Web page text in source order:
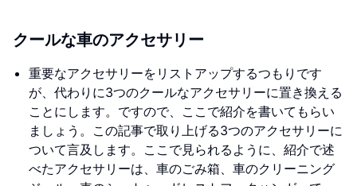
クールな車のアクセサリー
重要なアクセサリーをリストアップするつもりです
が、代わりに3つのクールなアクセサリーに置き換える
ことにします。ですので、ここで紹介を書いてもらい
ましょう。この記事で取り上げる3つのアクセサリーに
ついて言及します。ここで見られるように、紹介で述
べたアクセサリーは、車のごみ箱、車のクリーニング